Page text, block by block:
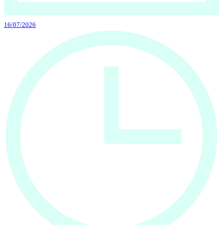
16/07/2026